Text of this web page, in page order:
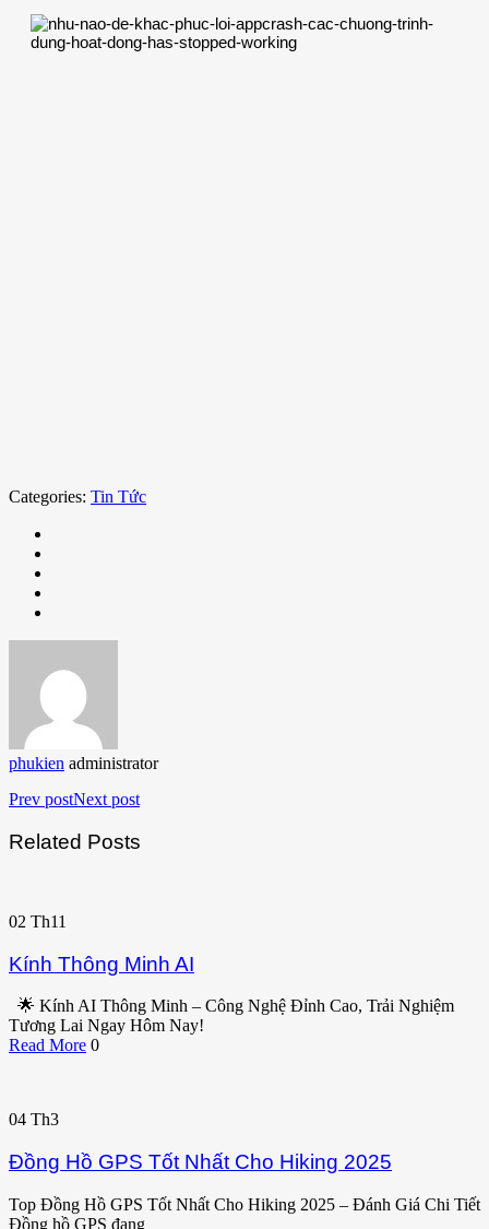
Categories: Tin Tức
phukien administrator
Prev postNext post
Related Posts
02 Th11
Kính Thông Minh AI
🌟 Kính AI Thông Minh – Công Nghệ Đỉnh Cao, Trải Nghiệm
Tương Lai Ngay Hôm Nay!
Read More 0
04 Th3
Đồng Hồ GPS Tốt Nhất Cho Hiking 2025
Top Đồng Hồ GPS Tốt Nhất Cho Hiking 2025 – Đánh Giá Chi Tiết
Đồng hồ GPS đang